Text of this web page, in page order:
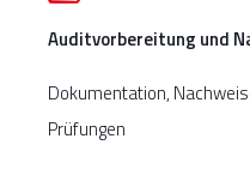
Auditvorbereitung und
Dokumentation,
Prüfungen